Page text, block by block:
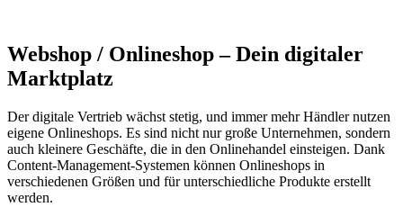
Webshop / Onlineshop – Dein digitaler
Marktplatz
Der digitale Vertrieb wächst stetig, und immer mehr Händler nutzen
eigene Onlineshops. Es sind nicht nur große Unternehmen, sondern
auch kleinere Geschäfte, die in den Onlinehandel einsteigen. Dank
Content-Management-Systemen können Onlineshops in
verschiedenen Größen und für unterschiedliche Produkte erstellt
werden.